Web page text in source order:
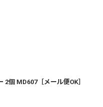
個 MD607［メール便OK］